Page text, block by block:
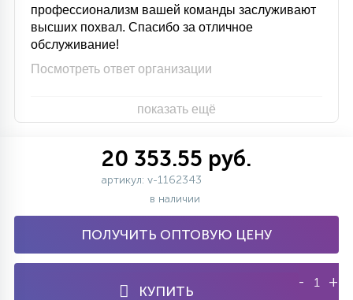
профессионализм вашей команды заслуживают
высших похвал. Спасибо за отличное
обслуживание!
Посмотреть ответ организации
показать ещё
20 353.55 руб.
артикул: v-1162343
в наличии
ПОЛУЧИТЬ ОПТОВУЮ ЦЕНУ
КУПИТЬ
- +